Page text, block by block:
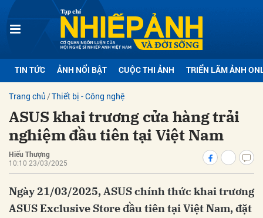
TIN TỨC ẢNH NỔI BẬT CUỘC THI ẢNH TRIỂN LÃM ẢNH
Trang chủ Thiết bị - Công nghệ
ASUS khai trương cửa hàng trải
nghiệm đầu tiên tại Việt Nam
Hiếu Thượng
10:10 23/03/2025
Ngày 21/03/2025, ASUS chính thức khai trương
ASUS Exclusive Store đầu tiên tại Việt Nam, đặt
luận
Hủy